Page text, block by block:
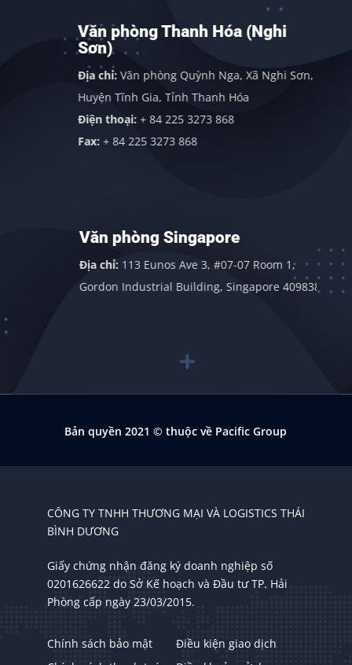
Văn phòng Thanh Hóa (Nghi
Sơn)
Địa chỉ:Văn phòng Quỳnh Nga, Xã Nghi Sơn,
Huyện Tĩnh Gia, Tỉnh Thanh Hóa
Điện thoại:+ 84 225 3273 868
Fax:+ 84 225 3273 868
Văn phòng Singapore
Địa chỉ:113 Eunos Ave 3, #07-07 Room 1,
Gordon Industrial Building, Singapore 409838
Bản quyền 2021© thuộc về Pacific Group
CÔNG TY TNHH THƯƠNG MẠI VÀ LOGISTICS THÁI
BÌNH DƯƠNG
Giấy chứng nhận đăng ký doanh nghiệp số
0201626622 do Sở Kế hoạch và Đầu tư TP. Hải
Phòng cấp ngày 23/03/2015.
Chính sách bảo mật
Điều kiện giao dịch